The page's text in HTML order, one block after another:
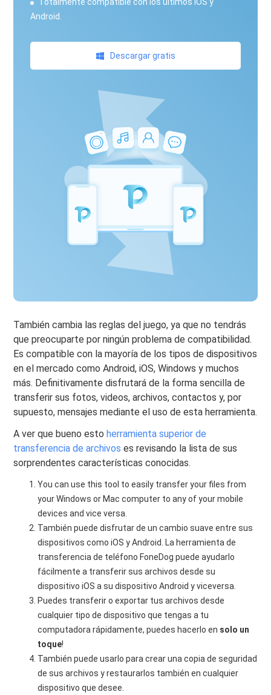
Android.
Descargar gratis
También cambia las reglas del juego, ya que no tendrás
que preocuparte por ningún problema de compatibilidad.
Es compatible con la mayoría de los tipos de dispositivos
en el mercado como Android, iOS, Windows y muchos
más. Definitivamente disfrutará de la forma sencilla de
transferir sus fotos, videos, archivos, contactos y, por
supuesto, mensajes mediante el uso de esta herramienta.
A ver que bueno esto herramienta superior de
transferencia de archivos es revisando la lista de sus
sorprendentes características conocidas.
You can use this tool to easily transfer your files from
your Windows or Mac computer to any of your mobile
devices and vice versa.
También puede disfrutar de un cambio suave entre sus
dispositivos como iOS y Android. La herramienta de
transferencia de teléfono FoneDog puede ayudarlo
fácilmente a transferir sus archivos desde su
dispositivo iOS a su dispositivo Android y viceversa.
Puedes transferir o exportar tus archivos desde
cualquier tipo de dispositivo que tengas a tu
computadora rápidamente, puedes hacerlo en solo un
toque!
También puede usarlo para crear una copia de seguridad
de sus archivos y restaurarlos también en cualquier
dispositivo que desee.